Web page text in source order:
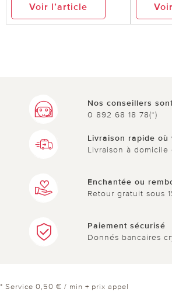
Voir l’article
Nos conseillers
0 892 68 18 78(*)
Livraison rapide où
Livraison à domicile
Enchantée ou
Retour gratuit sous
Paiement sécurisé
Donnés bancaires
* Service 0,50 € / min + prix appel